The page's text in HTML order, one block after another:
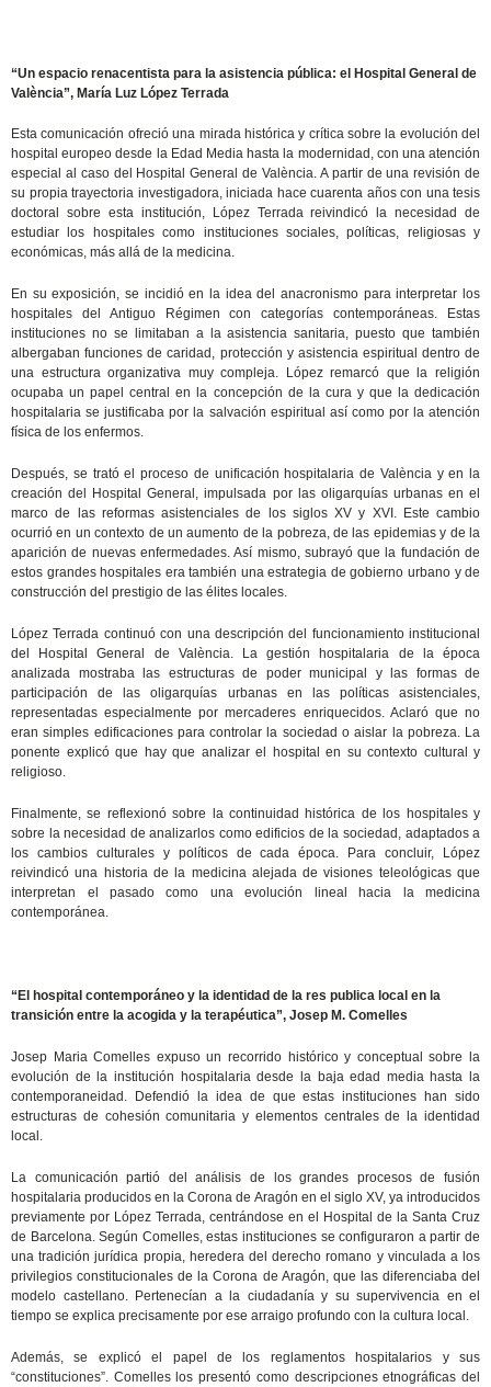
“Un espacio renacentista para la asistencia pública: el Hospital General de
València”, María Luz López Terrada
Esta comunicación ofreció una mirada histórica y crítica sobre la evolución del
hospital europeo desde la Edad Media hasta la modernidad, con una atención
especial al caso del Hospital General de València. A partir de una revisión de
su propia trayectoria investigadora, iniciada hace cuarenta años con una tesis
doctoral sobre esta institución, López Terrada reivindicó la necesidad de
estudiar los hospitales como instituciones sociales, políticas, religiosas y
económicas, más allá de la medicina.
En su exposición, se incidió en la idea del anacronismo para interpretar los
hospitales del Antiguo Régimen con categorías contemporáneas. Estas
instituciones no se limitaban a la asistencia sanitaria, puesto que también
albergaban funciones de caridad, protección y asistencia espiritual dentro de
una estructura organizativa muy compleja. López remarcó que la religión
ocupaba un papel central en la concepción de la cura y que la dedicación
hospitalaria se justificaba por la salvación espiritual así como por la atención
física de los enfermos.
Después, se trató el proceso de unificación hospitalaria de València y en la
creación del Hospital General, impulsada por las oligarquías urbanas en el
marco de las reformas asistenciales de los siglos XV y XVI. Este cambio
ocurrió en un contexto de un aumento de la pobreza, de las epidemias y de la
aparición de nuevas enfermedades. Así mismo, subrayó que la fundación de
estos grandes hospitales era también una estrategia de gobierno urbano y de
construcción del prestigio de las élites locales.
López Terrada continuó con una descripción del funcionamiento institucional
del Hospital General de València. La gestión hospitalaria de la época
analizada mostraba las estructuras de poder municipal y las formas de
participación de las oligarquías urbanas en las políticas asistenciales,
representadas especialmente por mercaderes enriquecidos. Aclaró que no
eran simples edificaciones para controlar la sociedad o aislar la pobreza. La
ponente explicó que hay que analizar el hospital en su contexto cultural y
religioso.
Finalmente, se reflexionó sobre la continuidad histórica de los hospitales y
sobre la necesidad de analizarlos como edificios de la sociedad, adaptados a
los cambios culturales y políticos de cada época. Para concluir, López
reivindicó una historia de la medicina alejada de visiones teleológicas que
interpretan el pasado como una evolución lineal hacia la medicina
contemporánea.
“El hospital contemporáneo y la identidad de la res publica local en la
transición entre la acogida y la terapéutica”, Josep M. Comelles
Josep Maria Comelles expuso un recorrido histórico y conceptual sobre la
evolución de la institución hospitalaria desde la baja edad media hasta la
contemporaneidad. Defendió la idea de que estas instituciones han sido
estructuras de cohesión comunitaria y elementos centrales de la identidad
local.
La comunicación partió del análisis de los grandes procesos de fusión
hospitalaria producidos en la Corona de Aragón en el siglo XV, ya introducidos
previamente por López Terrada, centrándose en el Hospital de la Santa Cruz
de Barcelona. Según Comelles, estas instituciones se configuraron a partir de
una tradición jurídica propia, heredera del derecho romano y vinculada a los
privilegios constitucionales de la Corona de Aragón, que las diferenciaba del
modelo castellano. Pertenecían a la ciudadanía y su supervivencia en el
tiempo se explica precisamente por ese arraigo profundo con la cultura local.
Además, se explicó el papel de los reglamentos hospitalarios y sus
“constituciones”. Comelles los presentó como descripciones etnográficas del